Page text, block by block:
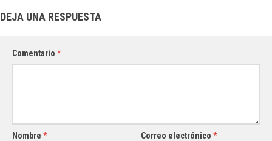
DEJA UNA RESPUESTA
Comentario *
Nombre * Correo electrónico*